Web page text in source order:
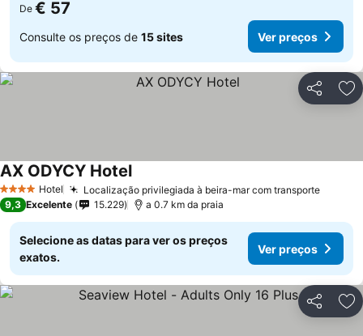
De € 57
Consulte os preços de 15 sites Ver preços
Partilhar
4 EstrelasHotel Localização privilegiada à beira-mar com transporte
AX ODYCY Hotel
9,3 Excelente 15.229 a 0.7 km da praia
Selecione as datas para ver os preços
exatos.
Ver preços
Partilhar